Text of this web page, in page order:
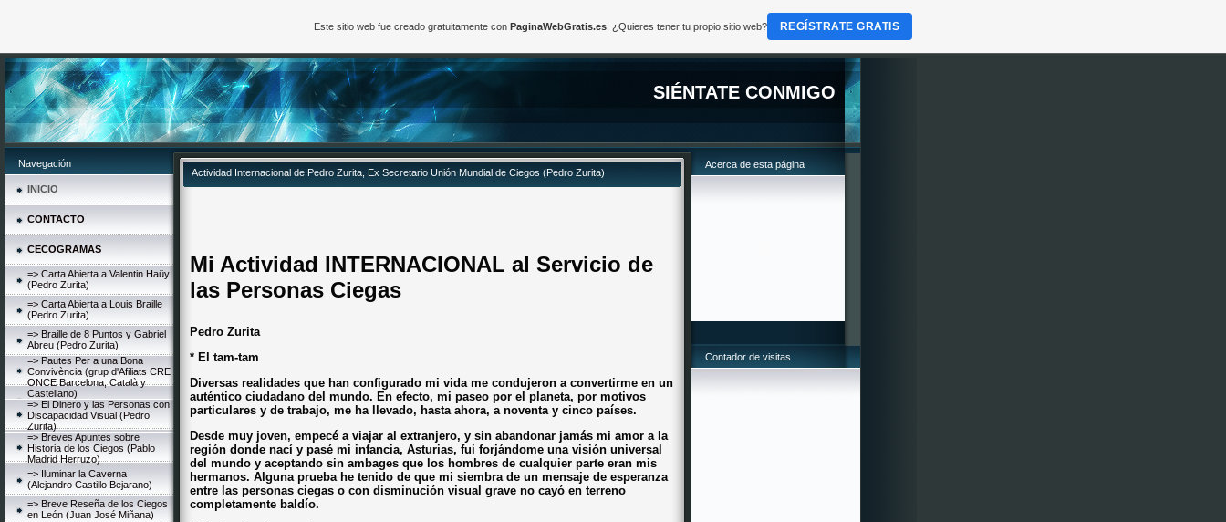
SIÉNTATE CONMIGO
Navegación
INICIO
CONTACTO
CECOGRAMAS
=> Carta Abierta a Valentin Haüy
(Pedro Zurita)
=> Carta Abierta a Louis Braille
(Pedro Zurita)
=> Braille de 8 Puntos y Gabriel
Abreu (Pedro Zurita)
=> Pautes Per a una Bona
Convivència (grup d'Afiliats CRE
ONCE Barcelona, Català y
Castellano)
=> El Dinero y las Personas con
Discapacidad Visual (Pedro
Zurita)
=> Breves Apuntes sobre
Historia de los Ciegos (Pablo
Madrid Herruzo)
=> Iluminar la Caverna
(Alejandro Castillo Bejarano)
=> Breve Reseña de los Ciegos
en León (Juan José Miñana)
Actividad Internacional de Pedro Zurita, Ex Secretario Unión Mundial de Ciegos (Pedro Zurita)
Mi Actividad INTERNACIONAL al Servicio de
las Personas Ciegas
Pedro Zurita
* El tam-tam
Diversas realidades que han configurado mi vida me condujeron a convertirme en un
auténtico ciudadano del mundo. En efecto, mi paseo por el planeta, por motivos
particulares y de trabajo, me ha llevado, hasta ahora, a noventa y cinco países.
Desde muy joven, empecé a viajar al extranjero, y sin abandonar jamás mi amor a la
región donde nací y pasé mi infancia, Asturias, fui forjándome una visión universal
del mundo y aceptando sin ambages que los hombres de cualquier parte eran mis
hermanos. Alguna prueba he tenido de que mi siembra de un mensaje de esperanza
entre las personas ciegas o con disminución visual grave no cayó en terreno
completamente baldío.
Acerca de esta página
Contador de visitas
Este sitio web fue creado gratuitamente con PaginaWebGratis.es. ¿Quieres tener tu propio sitio web? REGÍSTRATE GRATIS